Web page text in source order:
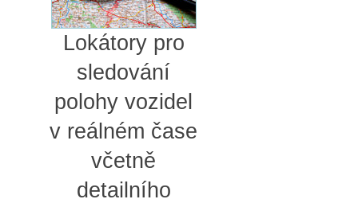
Lokátory pro
sledování
polohy vozidel
v reálném čase
včetně
detailního